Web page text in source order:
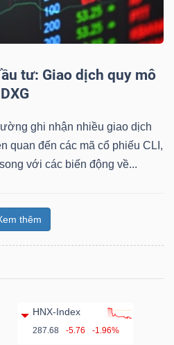
tư: Giao dịch quy mô
ghi nhận nhiều giao dịch
quan đến các mã cổ phiếu CLI,
với các biến động về...
thêm
HNX-Index
287.68 -5.76 -1.96%